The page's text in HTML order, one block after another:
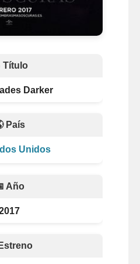
Título
Darker
País
Unidos
Año